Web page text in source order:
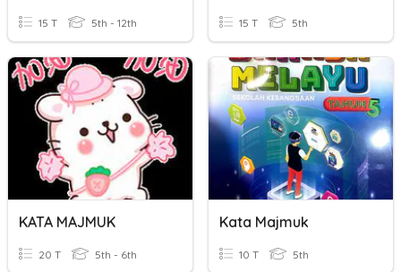
15 T 5th - 12th 15 T 5th
KATA MAJMUK
20 T 5th - 6th
Kata Majmuk
10 T 5th